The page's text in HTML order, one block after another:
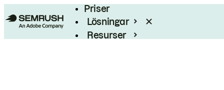
Priser
Lösningar
Resurser